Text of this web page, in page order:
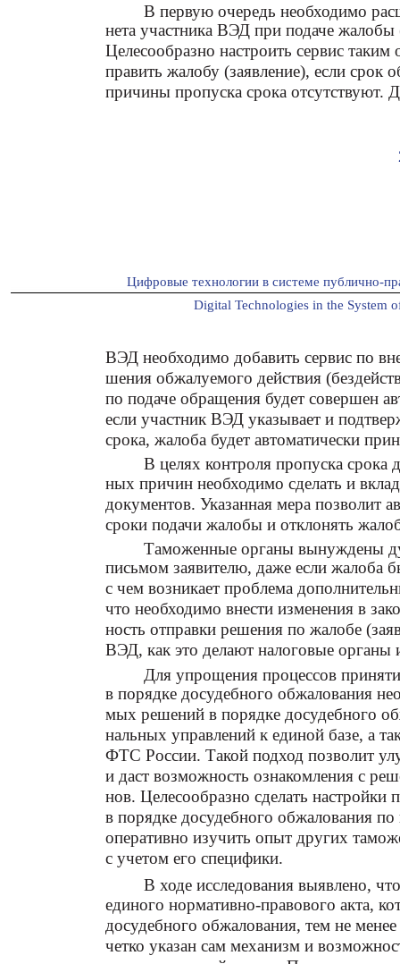
В первую очередь необходимо
нета участника ВЭД при подаче
Целесообразно настроить сервис
править жалобу (заявление), если
причины пропуска срока отсутствуют.
Цифровые технологии в системе публично-
Digital Technologies in the System
ВЭД необходимо добавить сервис по
шения обжалуемого действия
по подаче обращения будет совершен
если участник ВЭД указывает и
срока, жалоба будет автоматически
В целях контроля пропуска срока
ных причин необходимо сделать и
документов. Указанная мера позволит
сроки подачи жалобы и отклонять
Таможенные органы вынуждены
письмом заявителю, даже если жалоба
с чем возникает проблема
что необходимо внести изменения в
ность отправки решения по жалобе
ВЭД, как это делают налоговые органы
Для упрощения процессов
в порядке досудебного обжалования
мых решений в порядке досудебного
нальных управлений к единой базе, а
ФТС России. Такой подход позволит
и даст возможность ознакомления с
нов. Целесообразно сделать
в порядке досудебного обжалования
оперативно изучить опыт других
с учетом его специфики.
В ходе исследования выявлено,
единого нормативно-правового акта,
досудебного обжалования, тем не
четко указан сам механизм и